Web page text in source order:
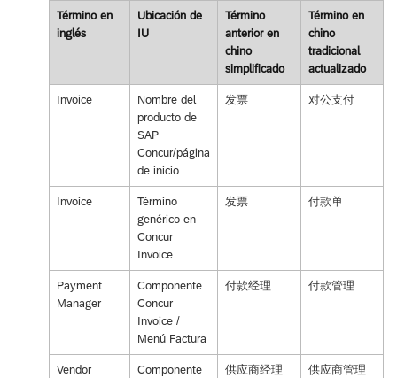
Término en
inglés
Ubicación de
IU
Término
anterior en
chino
simplificado
Término en
chino
tradicional
actualizado
Invoice
Nombre del
producto de
SAP
Concur/página
de inicio
发票 对公支付
Invoice
Término
genérico en
Concur
Invoice
发票 付款单
Payment
Manager
Componente
Concur
Invoice /
Menú Factura
付款经理 付款管理
Vendor
Componente
供应商经理 供应商管理